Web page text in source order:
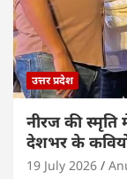
k
उत्तर प्रदेश
नीरज की
देशभर के
19 July 2026